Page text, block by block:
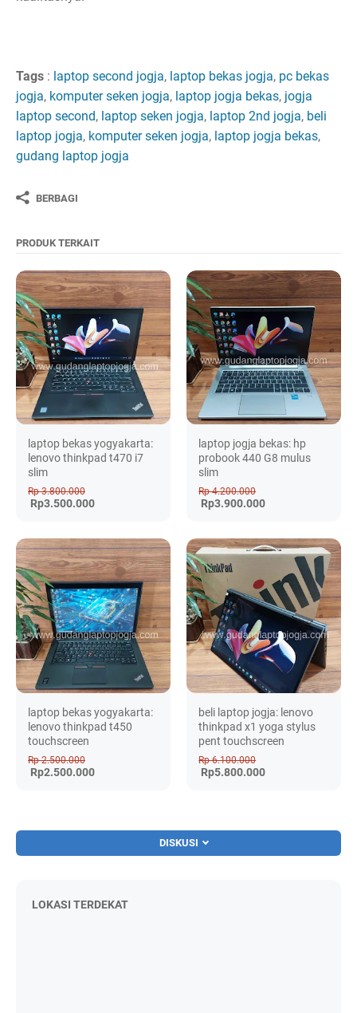
Tags : laptop second jogja, laptop bekas jogja, pc bekas
jogja, komputer seken jogja, laptop jogja bekas, jogja
laptop second, laptop seken jogja, laptop 2nd jogja, beli
laptop jogja, komputer seken jogja, laptop jogja bekas,
gudang laptop jogja
BERBAGI
PRODUK TERKAIT
laptop bekas yogyakarta:
lenovo thinkpad t470 i7
slim
Rp 3.800.000
Rp3.500.000
laptop jogja bekas: hp
probook 440 G8 mulus
slim
Rp 4.200.000
Rp3.900.000
laptop bekas yogyakarta:
lenovo thinkpad t450
touchscreen
Rp 2.500.000
Rp2.500.000
beli laptop jogja: lenovo
thinkpad x1 yoga stylus
pent touchscreen
Rp 6.100.000
Rp5.800.000
DISKUSI
LOKASI TERDEKAT